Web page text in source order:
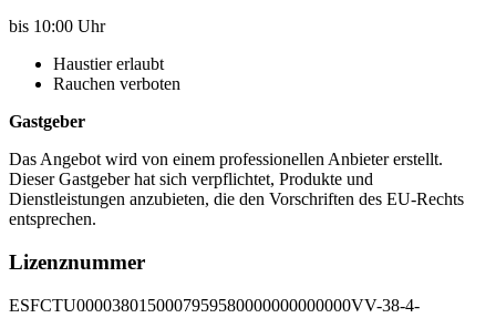
bis 10:00 Uhr
Haustier erlaubt
Rauchen verboten
Gastgeber
Das Angebot wird von einem professionellen Anbieter erstellt.
Dieser Gastgeber hat sich verpflichtet, Produkte und
Dienstleistungen anzubieten, die den Vorschriften des EU-Rechts
entsprechen.
Lizenznummer
ESFCTU0000380150007959580000000000000VV-38-4-